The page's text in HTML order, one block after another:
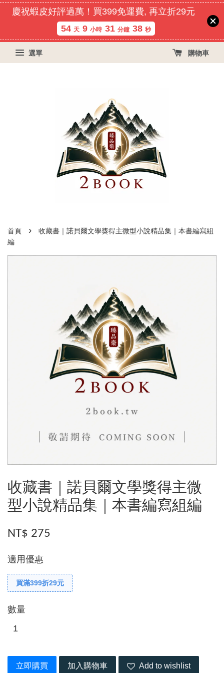
慶祝蝦皮好評過萬！買399免運費, 再立折29元
54 天 9 小時 31 分鐘 37 秒
選單 購物車
首頁 ›
收藏書｜諾貝爾文學獎得主微型小說精品集｜本書編寫組
編
收藏書｜諾貝爾文學獎得主微
型小說精品集｜本書編寫組編
NT$ 275
適用優惠
買滿399折29元
數量
立即購買 加入購物車 Add to wishlist